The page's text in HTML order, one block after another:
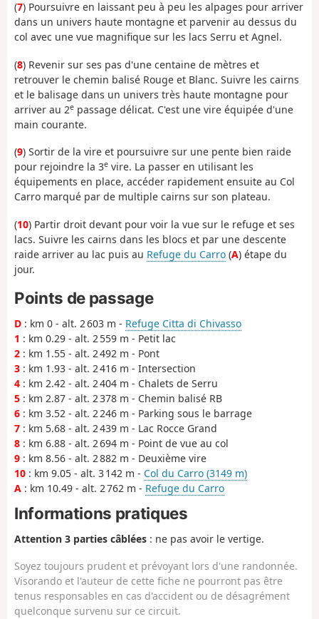
(7) Poursuivre en laissant peu à peu les alpages pour arriver
dans un univers haute montagne et parvenir au dessus du
col avec une vue magnifique sur les lacs Serru et Agnel.
(8) Revenir sur ses pas d'une centaine de mètres et
retrouver le chemin balisé Rouge et Blanc. Suivre les cairns
et le balisage dans un univers très haute montagne pour
arriver au 2e passage délicat. C'est une vire équipée d'une
main courante.
(9) Sortir de la vire et poursuivre sur une pente bien raide
pour rejoindre la 3e vire. La passer en utilisant les
équipements en place, accéder rapidement ensuite au Col
Carro marqué par de multiple cairns sur son plateau.
(10) Partir droit devant pour voir la vue sur le refuge et ses
lacs. Suivre les cairns dans les blocs et par une descente
raide arriver au lac puis au Refuge du Carro (A) étape du
jour.
Points de passage
D : km 0 - alt. 2 603 m - Refuge Citta di Chivasso
1 : km 0.29 - alt. 2 559 m - Petit lac
2 : km 1.55 - alt. 2 492 m - Pont
3 : km 1.93 - alt. 2 416 m - Intersection
4 : km 2.42 - alt. 2 404 m - Chalets de Serru
5 : km 2.87 - alt. 2 378 m - Chemin balisé RB
6 : km 3.52 - alt. 2 246 m - Parking sous le barrage
7 : km 5.68 - alt. 2 439 m - Lac Rocce Grand
8 : km 6.88 - alt. 2 694 m - Point de vue au col
9 : km 8.56 - alt. 2 882 m - Deuxième vire
10 : km 9.05 - alt. 3 142 m - Col du Carro (3149 m)
A : km 10.49 - alt. 2 762 m - Refuge du Carro
Informations pratiques
Attention 3 parties câblées : ne pas avoir le vertige.
Soyez toujours prudent et prévoyant lors d'une randonnée.
Visorando et l'auteur de cette fiche ne pourront pas être
tenus responsables en cas d'accident ou de désagrément
quelconque survenu sur ce circuit.